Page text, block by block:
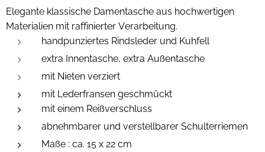
Elegante klassische Damentasche aus hochwertigen
Materialien mit raffinierter Verarbeitung.
handpunziertes Rindsleder und Kuhfell
extra Innentasche, extra Außentasche
mit Nieten verziert
mit Lederfransen geschmückt
mit einem Reißverschluss
abnehmbarer und verstellbarer Schulterriemen
Maße : ca. 15 x 22 cm